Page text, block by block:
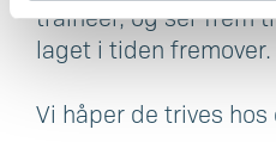
traineer, og ser frem
laget i tiden fremover.
Vi håper de trives hos